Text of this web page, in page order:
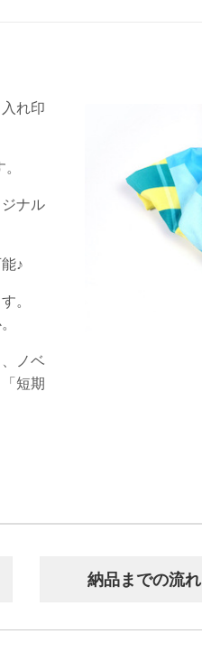
れ印
ナル
♪
。
ノベ
短期
納品までの流れ